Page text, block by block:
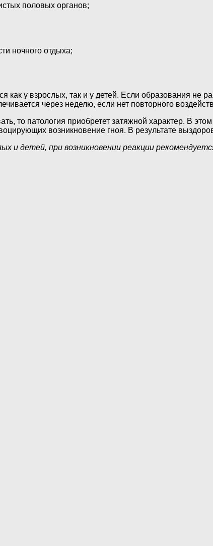
половых органов;
ночного отдыха;
у взрослых, так и у детей. Если образования не
через неделю, если нет повторного
то патология приобретет затяжной характер. В
возникновение гноя. В результате
и детей, при возникновении реакции